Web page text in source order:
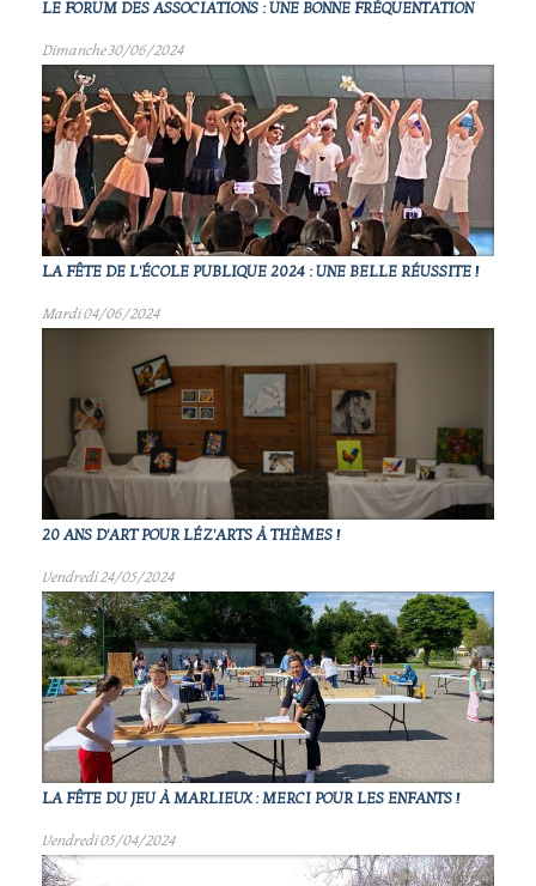
LE FORUM DES ASSOCIATIONS : UNE BONNE FRÉQUENTATION
Dimanche 30/06/2024
LA FÊTE DE L'ÉCOLE PUBLIQUE 2024 : UNE BELLE RÉUSSITE !
Mardi 04/06/2024
20 ANS D'ART POUR LÉZ'ARTS À THÈMES !
Vendredi 24/05/2024
LA FÊTE DU JEU À MARLIEUX : MERCI POUR LES ENFANTS !
Vendredi 05/04/2024